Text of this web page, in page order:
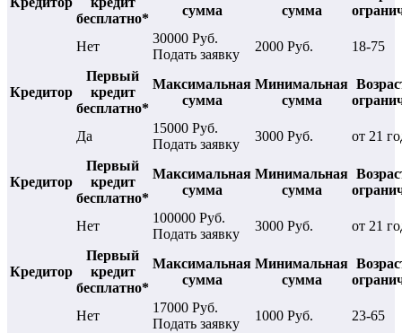
бесплатно*
сумма
сумма
Нет
30000 Руб.
Подать заявку
2000 Руб. 18-75
Кредитор
Первый
кредит
бесплатно*
Максимальная
сумма
Минимальная
сумма
Да
15000 Руб.
Подать заявку
3000 Руб. от 21
Кредитор
Первый
кредит
бесплатно*
Максимальная
сумма
Минимальная
сумма
Нет
100000 Руб.
Подать заявку
3000 Руб. от 21
Кредитор
Первый
кредит
бесплатно*
Максимальная
сумма
Минимальная
сумма
Нет
17000 Руб.
Подать заявку
1000 Руб. 23-65